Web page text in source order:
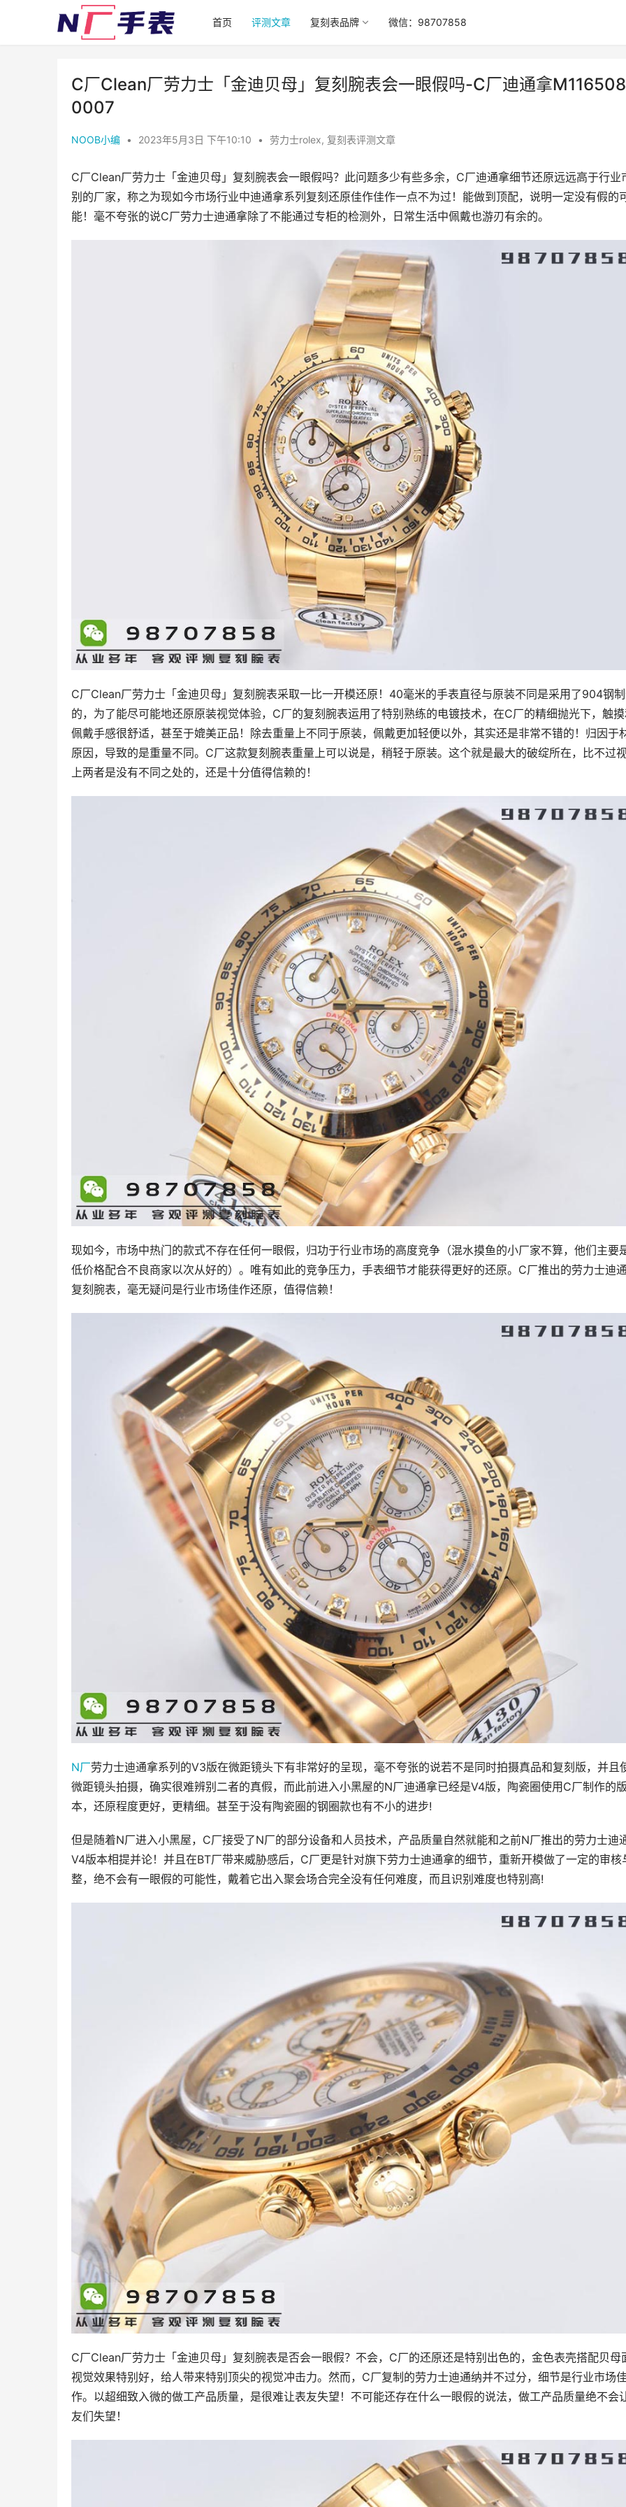
首页 评测文章 复刻表品牌 微信：98707858
C厂Clean厂劳力士「金迪贝母」复刻腕表会一眼假吗-C厂迪通拿
0007
NOOB小编 • 2023年5月3日 下午10:10 • 劳力士rolex, 复刻表评测文章
C厂Clean厂劳力士「金迪贝母」复刻腕表会一眼假吗？此问题多少有些多余，C厂迪通拿细节还原远远高于行业
别的厂家，称之为现如今市场行业中迪通拿系列复刻还原佳作佳作一点不为过！能做到顶配，说明一定没有假的
能！毫不夸张的说C厂劳力士迪通拿除了不能通过专柜的检测外，日常生活中佩戴也游刃有余的。
C厂Clean厂劳力士「金迪贝母」复刻腕表采取一比一开模还原！40毫米的手表直径与原装不同是采用了904钢
的，为了能尽可能地还原原装视觉体验，C厂的复刻腕表运用了特别熟练的电镀技术，在C厂的精细抛光下，触
佩戴手感很舒适，甚至于媲美正品！除去重量上不同于原装，佩戴更加轻便以外，其实还是非常不错的！归因于
原因，导致的是重量不同。C厂这款复刻腕表重量上可以说是，稍轻于原装。这个就是最大的破绽所在，比不过
上两者是没有不同之处的，还是十分值得信赖的！
现如今，市场中热门的款式不存在任何一眼假，归功于行业市场的高度竞争（混水摸鱼的小厂家不算，他们主要
低价格配合不良商家以次从好的）。唯有如此的竞争压力，手表细节才能获得更好的还原。C厂推出的劳力士迪
复刻腕表，毫无疑问是行业市场佳作还原，值得信赖！
N厂劳力士迪通拿系列的V3版在微距镜头下有非常好的呈现，毫不夸张的说若不是同时拍摄真品和复刻版，并且
微距镜头拍摄，确实很难辨别二者的真假，而此前进入小黑屋的N厂迪通拿已经是V4版，陶瓷圈使用C厂制作的
本，还原程度更好，更精细。甚至于没有陶瓷圈的钢圈款也有不小的进步!
但是随着N厂进入小黑屋，C厂接受了N厂的部分设备和人员技术，产品质量自然就能和之前N厂推出的劳力士迪
V4版本相提并论！并且在BT厂带来威胁感后，C厂更是针对旗下劳力士迪通拿的细节，重新开模做了一定的审核
整，绝不会有一眼假的可能性，戴着它出入聚会场合完全没有任何难度，而且识别难度也特别高!
C厂Clean厂劳力士「金迪贝母」复刻腕表是否会一眼假？不会，C厂的还原还是特别出色的，金色表壳搭配贝母
视觉效果特别好，给人带来特别顶尖的视觉冲击力。然而，C厂复制的劳力士迪通纳并不过分，细节是行业市场
作。以超细致入微的做工产品质量，是很难让表友失望！不可能还存在什么一眼假的说法，做工产品质量绝不会
友们失望！